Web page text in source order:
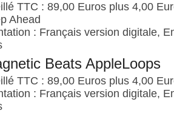
TTC : 89,00 Euros plus 4,00
Ahead
: Français version digitale,
Beats AppleLoops
TTC : 89,00 Euros plus 4,00
: Français version digitale,